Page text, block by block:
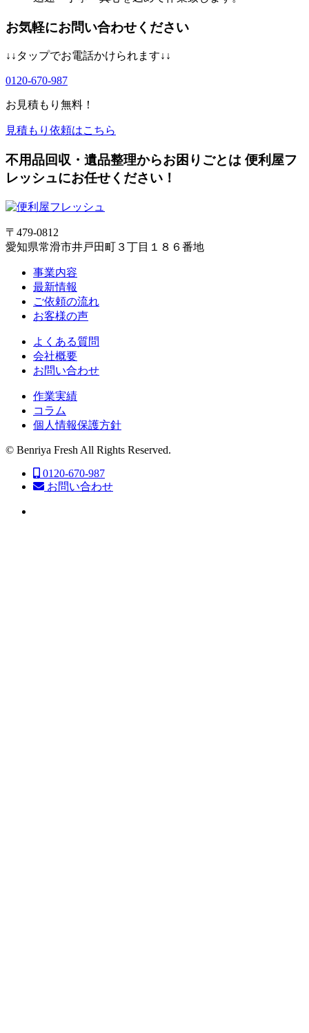
お気軽にお問い合わせください
↓↓タップでお電話かけられます↓↓
0120-670-987
お見積もり無料！
見積もり依頼はこちら
不用品回収・遺品整理からお困りごとは 便利屋フ
レッシュにお任せください！
〒479-0812
愛知県常滑市井戸田町３丁目１８６番地
事業内容
最新情報
ご依頼の流れ
お客様の声
よくある質問
会社概要
お問い合わせ
作業実績
コラム
個人情報保護方針
© Benriya Fresh All Rights Reserved.
0120-670-987
お問い合わせ